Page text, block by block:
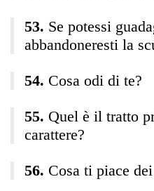
Se potessi
abbandoneresti la
Cosa odi di te?
Quel è il tratto
carattere?
Cosa ti piace